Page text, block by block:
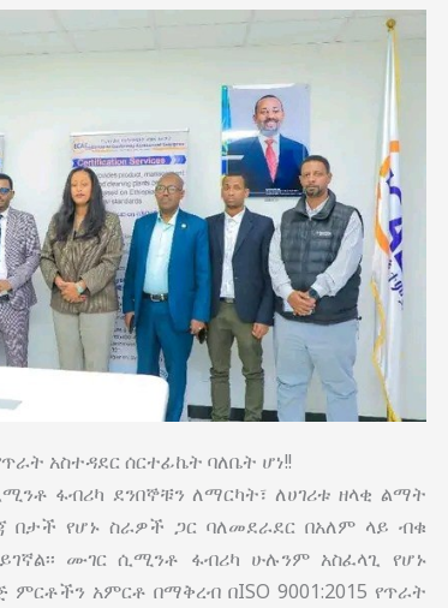
አስተዳደር ሰርተፊኬት ባለቤት ሆነ!!
ፋብሪካ ደንበኞቹን ለማርካት፣ ለሀገሪቱ ዘላቂ ልማት
በታች የሆኑ ስራዎች ጋር ባለመደራደር በአለም ላይ ብቁ
ሙገር ሲሚንቶ ፋብሪካ ሁሉንም አስፈላጊ የሆኑ
አምርቶ በማቅረብ በISO 9001:2015 የጥራት